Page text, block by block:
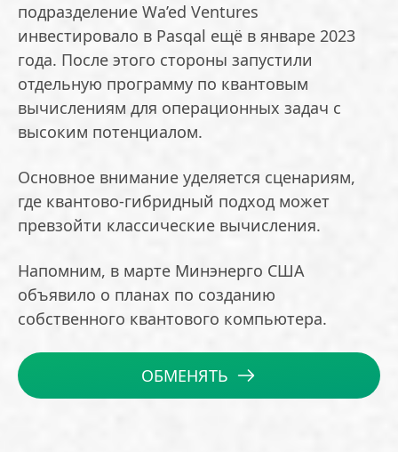
подразделение Wa’ed Ventures
инвестировало в Pasqal ещё в январе 2023
года. После этого стороны запустили
отдельную программу по квантовым
вычислениям для операционных задач с
высоким потенциалом.
Основное внимание уделяется сценариям,
где квантово-гибридный подход может
превзойти классические вычисления.
Напомним, в марте Минэнерго США
объявило о планах по созданию
собственного квантового компьютера.
ОБМЕНЯТЬ